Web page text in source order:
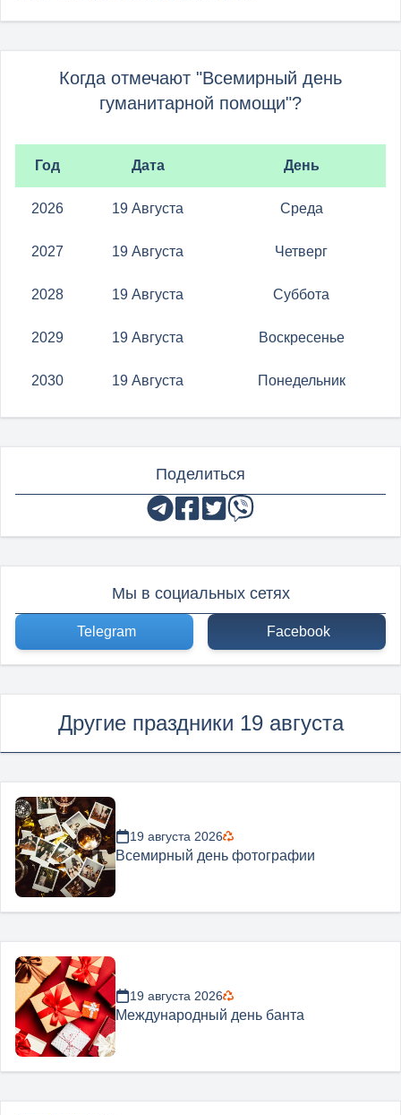
Когда отмечают "Всемирный день
гуманитарной помощи"?
Год Дата День
2026 19 Августа Среда
2027 19 Августа Четверг
2028 19 Августа Суббота
2029 19 Августа Воскресенье
2030 19 Августа Понедельник
Поделиться
Мы в социальных сетях
Telegram Facebook
Другие праздники 19 августа
19 августа 2026
Всемирный день фотографии
19 августа 2026
Международный день банта